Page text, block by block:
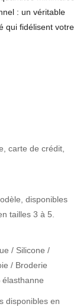
: un véritable
qui fidélisent votre
carte de crédit,
disponibles
tailles 3 à 5.
/ Silicone /
/ Broderie
disponibles en